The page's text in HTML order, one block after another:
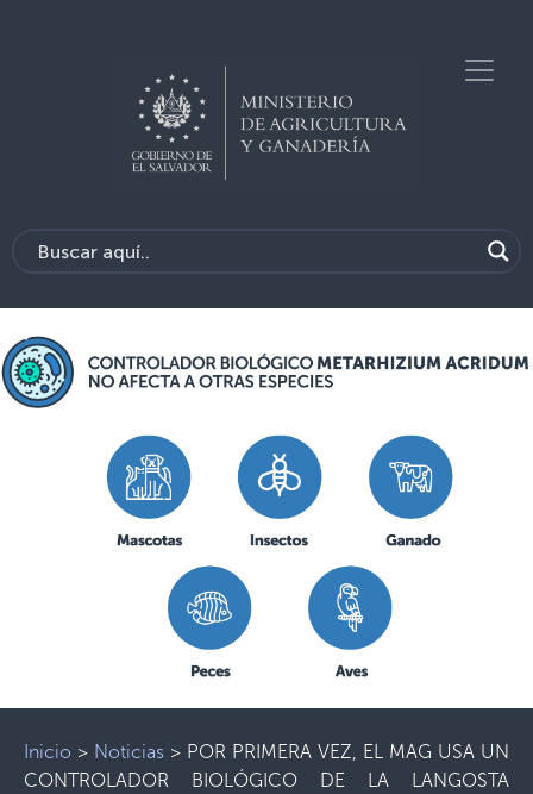
Inicio > Noticias > POR PRIMERA VEZ, EL MAG USA UN
CONTROLADOR BIOLÓGICO DE LA LANGOSTA